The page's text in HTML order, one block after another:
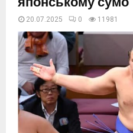
20.07.2025 0 11982